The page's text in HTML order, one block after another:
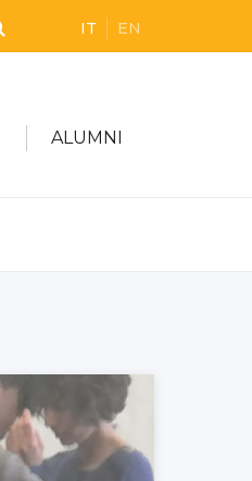
Civica
Icona Cerca
IT EN
ALUMNI